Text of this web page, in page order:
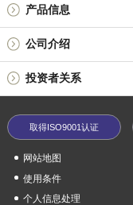
投资者关系
产品信息
锑产品
金属粉末制品（Nippon
其他产品
公司介绍
公司简介
社长信息
公司历史
投资者关系
业绩亮点
中期经营计划
取得ISO9001认证
网站地图
使用条件
个人信息处理